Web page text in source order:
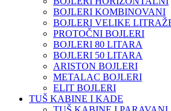
BOJLERI KOMBINOVANI
BOJLERI VELIKE
PROTOČNI BOJLERI
BOJLERI 80 LITARA
BOJLERI 50 LITARA
ARISTON BOJLERI
METALAC BOJLERI
ELIT BOJLERI
TUŠ KABINE I KADE